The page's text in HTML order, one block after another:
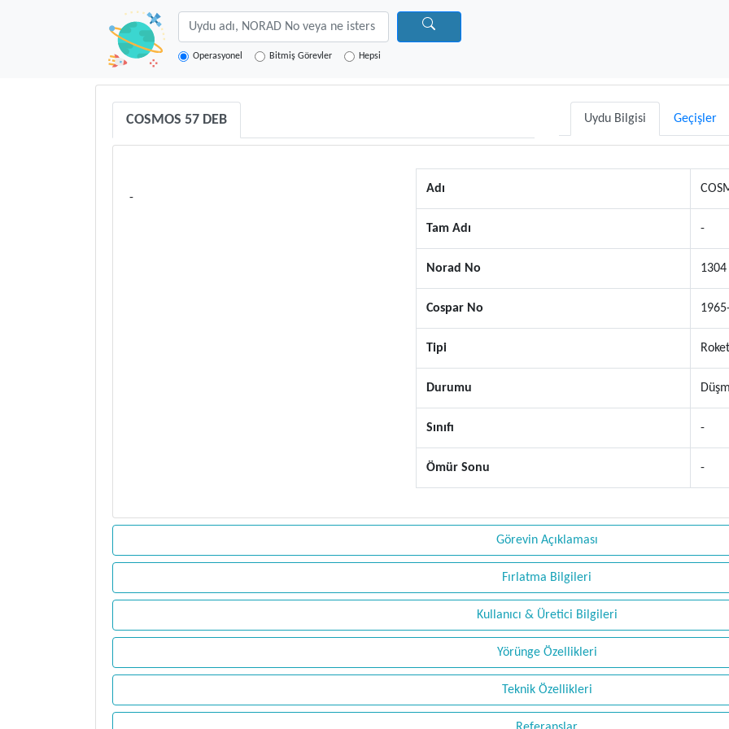
Operasyonel Bitmiş Görevler Hepsi
COSMOS 57 DEB Uydu Bilgisi Geçişler
-
Adı
Tam Adı -
Norad No 1304
Cospar No
Tipi
Durumu
Sınıfı -
Ömür Sonu -
Görevin Açıklaması
Fırlatma Bilgileri
Kullanıcı & Üretici Bilgileri
Yörünge Özellikleri
Teknik Özellikleri